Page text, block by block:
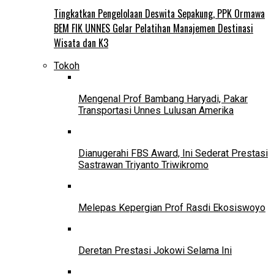
Tingkatkan Pengelolaan Deswita Sepakung, PPK Ormawa
BEM FIK UNNES Gelar Pelatihan Manajemen Destinasi
Wisata dan K3
Tokoh
Mengenal Prof Bambang Haryadi, Pakar
Transportasi Unnes Lulusan Amerika
Dianugerahi FBS Award, Ini Sederat Prestasi
Sastrawan Triyanto Triwikromo
Melepas Kepergian Prof Rasdi Ekosiswoyo
Deretan Prestasi Jokowi Selama Ini